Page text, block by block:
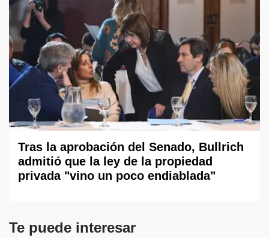
Tras la aprobación del Senado, Bullrich
admitió que la ley de la propiedad
privada "vino un poco endiablada"
Te puede interesar